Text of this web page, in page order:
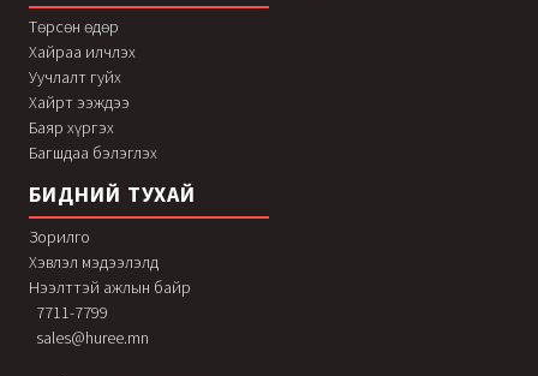
Төрсөн өдөр
Хайраа илчлэх
Уучлалт гуйх
Хайрт ээждээ
Баяр хүргэх
Багшдаа бэлэглэх
БИДНИЙ ТУХАЙ
Зорилго
Хэвлэл мэдээлэлд
Нээлттэй ажлын байр
7711-7799
sales@huree.mn